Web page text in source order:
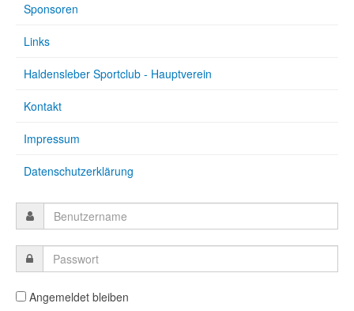
Sponsoren
Links
Haldensleber Sportclub - Hauptverein
Kontakt
Impressum
Datenschutzerklärung
Angemeldet bleiben